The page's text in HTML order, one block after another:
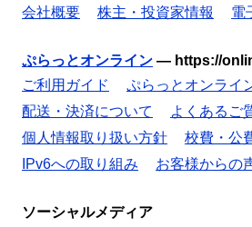
会社概要 株主・投資家情報 電
ぷらっとオンライン — https://
ご利用ガイド
ぷらっとオンライ
配送・決済について
よくあるご
個人情報取り扱い方針
校費・公
IPv6への取り組み
お客様からの
ソーシャルメディア